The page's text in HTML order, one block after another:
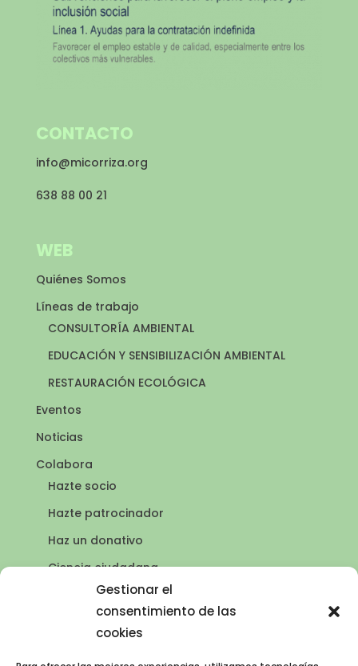
Gestionar el
consentimiento de las
cookies
CONTACTO
info@micorriza.org
638 88 00 21
WEB
Quiénes Somos
Líneas de trabajo
CONSULTORÍA AMBIENTAL
EDUCACIÓN Y SENSIBILIZACIÓN AMBIENTAL
RESTAURACIÓN ECOLÓGICA
Eventos
Noticias
Colabora
Hazte socio
Hazte patrocinador
Haz un donativo
Ciencia ciudadana
Puntos de agua